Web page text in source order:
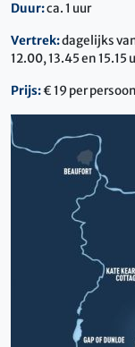
Duur:ca. 1 uur
Vertrek:dagelijks
12.00, 13.45 en 15.15
Prijs:€ 19 per persoon